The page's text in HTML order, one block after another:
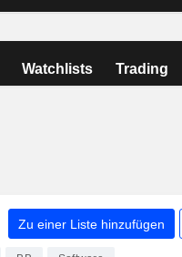
Watchlists Trading
Zu einer Liste hinzufügen